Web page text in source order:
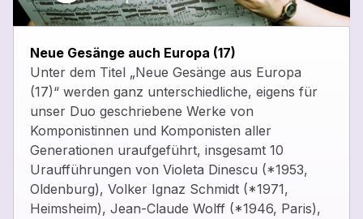
Neue Gesänge auch Europa (17)
Unter dem Titel „Neue Gesänge aus Europa
(17)“ werden ganz unterschiedliche, eigens für
unser Duo geschriebene Werke von
Komponistinnen und Komponisten aller
Generationen uraufgeführt, insgesamt 10
Uraufführungen von Violeta Dinescu (*1953,
Oldenburg), Volker Ignaz Schmidt (*1971,
Heimsheim), Jean-Claude Wolff (*1946, Paris),